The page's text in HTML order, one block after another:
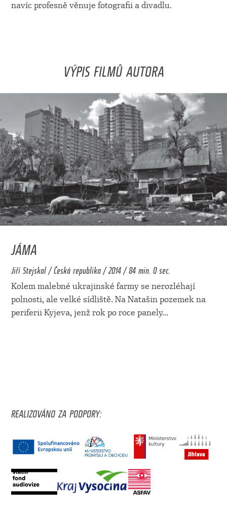
navíc profesně věnuje fotografii a divadlu.
VÝPIS FILMŮ AUTORA
JÁMA
Jiří Stejskal / Česká republika / 2014 / 84 min. 0 sec.
Kolem malebné ukrajinské farmy se nerozléhají
polnosti, ale velké sídliště. Na Natašin pozemek na
periferii Kyjeva, jenž rok po roce panely...
REALIZOVÁNO ZA PODPORY: